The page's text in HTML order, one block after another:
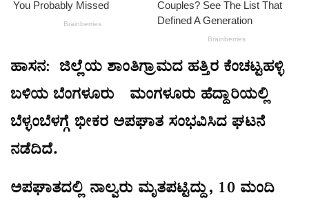
ಹಾಸನ: ಜಿಲ್ಲೆಯ ಶಾಂತಿಗ್ರಾಮದ ಹತ್ತಿರ ಕೆಂಚಟ್ಟಹಳ್ಳಿ
ಬಳಿಯ ಬೆಂಗಳೂರು-ಮಂಗಳೂರು ಹೆದ್ದಾರಿಯಲ್ಲಿ
ಬೆಳ್ಳಂಬೆಳಗ್ಗೆ ಭೀಕರ ಅಪಘಾತ ಸಂಭವಿಸಿದ ಘಟನೆ
ನಡೆದಿದೆ.
ಅಪಘಾತದಲ್ಲಿ ನಾಲ್ವರು ಮೃತಪಟ್ಟಿದ್ದು, 10 ಮಂದಿ